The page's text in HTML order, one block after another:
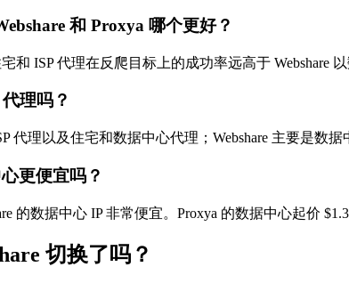
和 Proxya 哪个更好？
和 ISP 代理在反爬目标上的成功率远高于 Webshare
理吗？
代理以及住宅和数据中心代理；Webshare 主要是数据
更便宜吗？
的数据中心 IP 非常便宜。Proxya 的数据中心起价
切换了吗？